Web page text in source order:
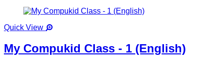
Quick View
My Compukid Class - 1 (English)